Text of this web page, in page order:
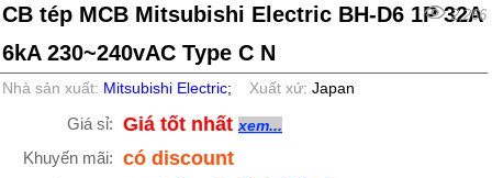
CB tép MCB Mitsubishi Electric BH-D6 1P 32A
6kA 230~240vAC Type C N
2,266
Nhà sản xuất: Mitsubishi Electric; Xuất xứ:Japan
Giá sỉ: Giá tốt nhất xem...
Khuyến mãi: có discount